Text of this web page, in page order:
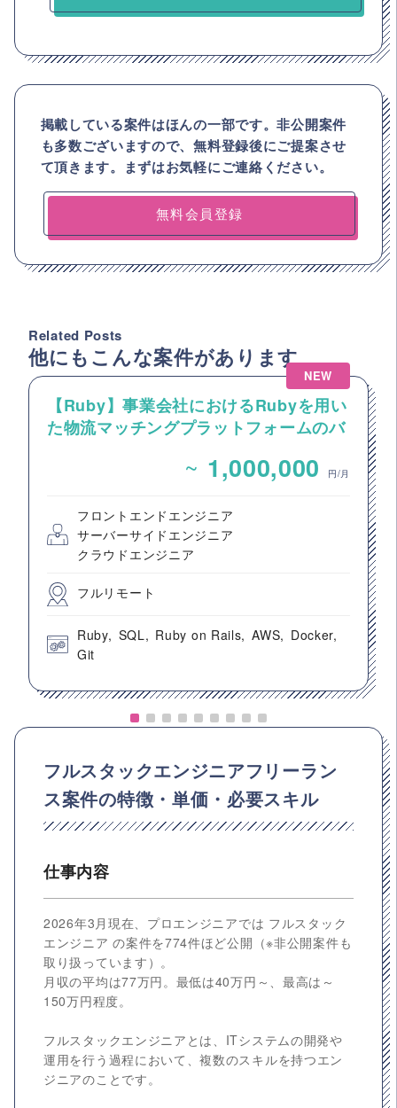
掲載している案件はほんの一部です。非公開案件
も多数ございますので、無料登録後にご提案させ
て頂きます。まずはお気軽にご連絡ください。
無料会員登録
Related Posts
他にもこんな案件があります
NEW
【Ruby】事業会社におけるRubyを用い
た物流マッチングプラットフォームのバ
~ 1,000,000 円/月
フロントエンドエンジニア
サーバーサイドエンジニア
クラウドエンジニア
フルリモート
Ruby SQL Ruby on Rails AWS
Docker
Git
フルスタックエンジニアフリーラン
ス案件の特徴・単価・必要スキル
仕事内容
2026年3月現在、プロエンジニアでは フルスタック
エンジニア の案件を774件ほど公開（※非公開案件も
取り扱っています）。
月収の平均は77万円。最低は40万円～、最高は～
150万円程度。
フルスタックエンジニアとは、ITシステムの開発や
運用を行う過程において、複数のスキルを持つエン
ジニアのことです。